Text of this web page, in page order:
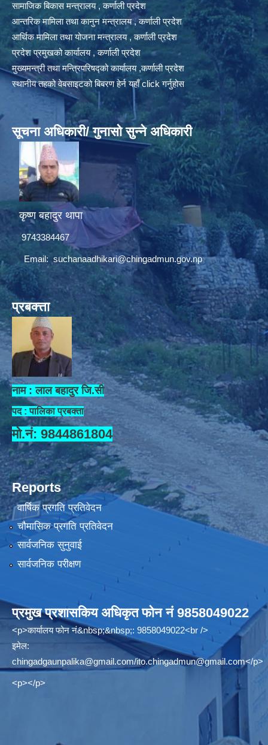
सामाजिक बिकास मन्त्रालय , कर्णाली प्रदेश
आन्तरिक मामिला तथा कानुन मन्त्रालय , कर्णाली प्रदेश
आर्थिक मामिला तथा योजना मन्त्रालय , कर्णाली प्रदेश
प्रदेश प्रमुखको कार्यालय , कर्णाली प्रदेश
मुख्यमन्त्री तथा मन्त्रिपरिषद्को कार्यालय ,कर्णाली प्रदेश
स्थानीय तहको वेबसाइटको बिबरण हेर्न यहाँ click गर्नुहोस
सूचना अधिकारी/ गुनासो सुन्ने अधिकारी
कृष्ण बहादुर थापा
9743384467
Email:suchanaadhikari@chingadmun.gov.np
प्रबक्त्ता
नाम : लाल बहादुर जि.सी
पद : पालिका प्रबक्ता
मो.नं: 9844861804
Reports
वार्षिक प्रगति प्रतिवेदन
चौमासिक प्रगति प्रतिवेदन
सार्वजनिक सुनुवाई
सार्वजनिक परीक्षण
प्रमुख प्रशासकिय अधिकृत फोन नं 9858049022
<p>कार्यालय फोन नं&nbsp;&nbsp;: 9858049022<br />
इमेल:
chingadgaunpalika@gmail.com/ito.chingadmun@gmail.com</p>
<p></p>